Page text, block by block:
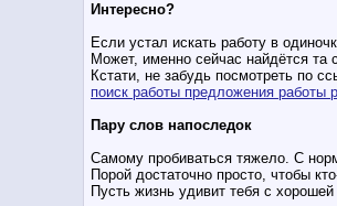
Интересно?
Если устал искать работу в
Может, именно сейчас найдётся та
Кстати, не забудь посмотреть по
поиск работы предложения работы
Пару слов напоследок
Самому пробиваться тяжело. С
Порой достаточно просто, чтобы
Пусть жизнь удивит тебя с